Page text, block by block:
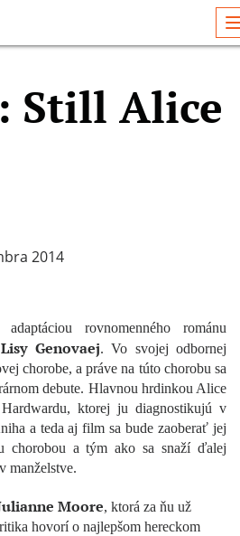
Still Alice
2014
rovnomenného románu
Lisy Genovaej. Vo svojej odbornej
chorobe, a práve na túto chorobu sa
debute. Hlavnou hrdinkou Alice
ktorej ju diagnostikujú v
a teda aj film sa bude zaoberať jej
chorobou a tým ako sa snaží ďalej
manželstve.
Moore, ktorá za ňu už
hovorí o najlepšom hereckom